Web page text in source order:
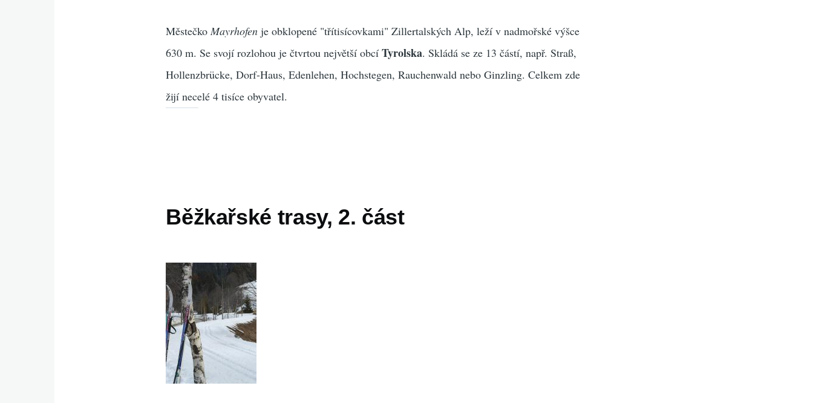
Městečko Mayrhofen je obklopené "třítisícovkami" Zillertalských Alp, leží v nadmořské výšce
630 m. Se svojí rozlohou je čtvrtou největší obcíTyrolska. Skládá se ze 13 částí, např. Straß,
Hollenzbrücke, Dorf-Haus, Edenlehen, Hochstegen, Rauchenwald nebo Ginzling. Celkem zde
žijí necelé 4 tisíce obyvatel.
Běžkařské trasy, 2. část